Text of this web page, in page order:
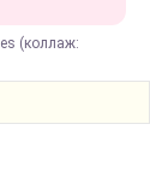
(коллаж: